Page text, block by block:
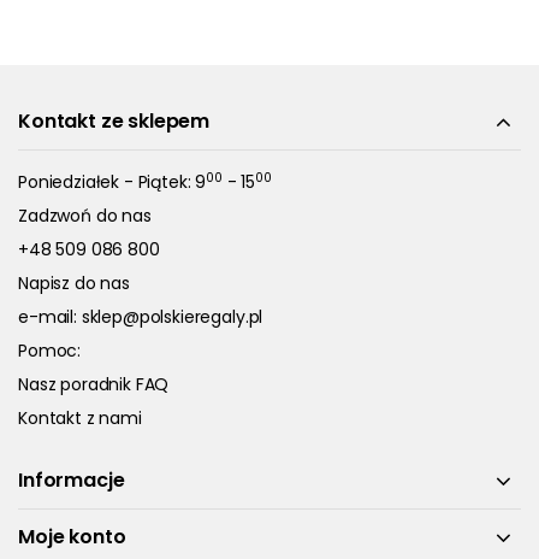
Kontakt ze sklepem
Poniedziałek - Piątek: 900 - 1500
Zadzwoń do nas
+48 509 086 800
Napisz do nas
e-mail: sklep@polskieregaly.pl
Pomoc:
Nasz poradnik FAQ
Kontakt z nami
Informacje
Moje konto